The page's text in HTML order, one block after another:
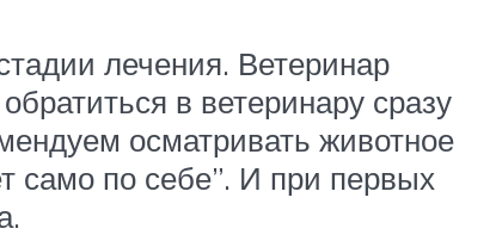
лечения. Ветеринар
в ветеринару сразу
осматривать животное
само по себе”. И при первых